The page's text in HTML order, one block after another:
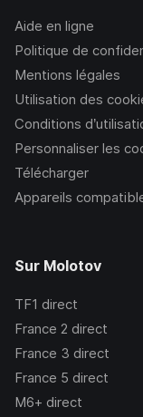
Aide en ligne
Politique de
Mentions légales
Utilisation des
Conditions
Personnaliser les
Télécharger
Appareils
Sur Molotov
TF1 direct
France 2 direct
France 3 direct
France 5 direct
M6+ direct